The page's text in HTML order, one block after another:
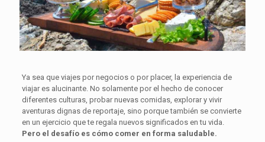
Ya sea que viajes por negocios o por placer, la experiencia de
viajar es alucinante. No solamente por el hecho de conocer
diferentes culturas, probar nuevas comidas, explorar y vivir
aventuras dignas de reportaje, sino porque también se convierte
en un ejercicio que te regala nuevos significados en tu vida.
Pero el desafío es cómo comer en forma saludable.